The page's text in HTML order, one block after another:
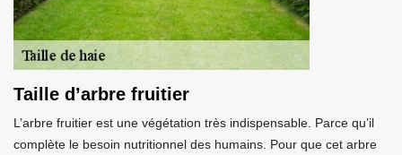
Taille d’arbre fruitier
L’arbre fruitier est une végétation très indispensable. Parce qu’il
complète le besoin nutritionnel des humains. Pour que cet arbre